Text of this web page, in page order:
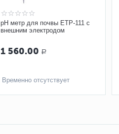
pH метр для почвы ETP-111 с
внешним электродом
1 560.00 Р
Временно отсутствует